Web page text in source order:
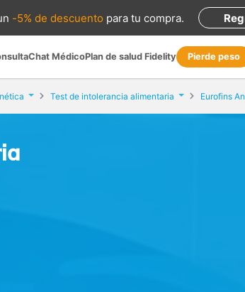
-5% de descuento para tu compra.
Chat MédicoPlan de salud Fidelity Pierde peso
Test de intolerancia alimentaria Eurofins